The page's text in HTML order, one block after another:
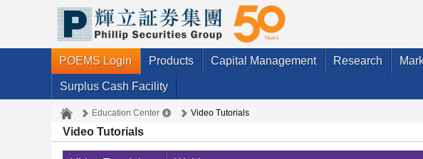
POEMS Login Products Capital Management Research
Surplus Cash Facility
Education Center Video Tutorials
Video Tutorials